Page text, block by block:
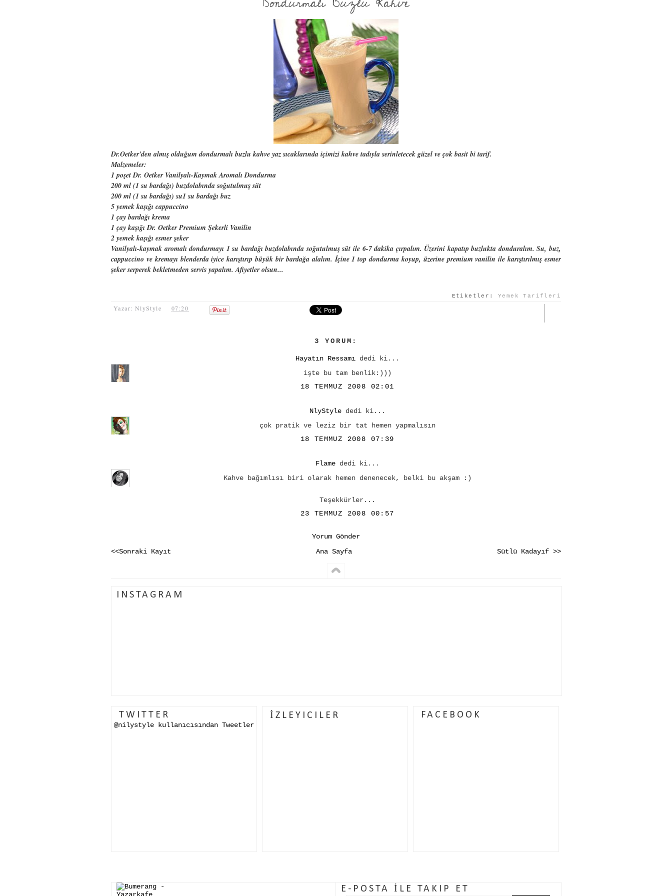
Dr.Oetker'den almış olduğum dondurmalı buzlu kahve yaz sıcaklarında içimizi kahve tadıyla serinletecek güzel ve çok basit bi tarif.
Malzemeler:
1 poşet Dr. Oetker Vanilyalı-Kaymak Aromalı Dondurma
200 ml (1 su bardağı) buzdolabında soğutulmuş süt
200 ml (1 su bardağı) su1 su bardağı buz
5 yemek kaşığı cappuccino
1 çay bardağı krema
1 çay kaşığı Dr. Oetker Premium Şekerli Vanilin
2 yemek kaşığı esmer şeker
Vanilyalı-kaymak aromalı dondurmayı 1 su bardağı buzdolabında soğutulmuş süt ile 6-7 dakika çırpalım. Üzerini kapatıp buzlukta donduralım. Su, buz,
cappuccino ve kremayı blenderda iyice karıştırıp büyük bir bardağa alalım. İçine 1 top dondurma koyup, üzerine premium vanilin ile karıştırılmış esmer
şeker serperek bekletmeden servis yapalım. Afiyetler olsun...
Etiketler: Yemek Tarifleri
Yazar: NlyStyle 07:20
3 YORUM:
Hayatın Ressamıdedi ki...
işte bu tam benlik:)))
18 TEMMUZ 2008 02:01
NlyStylededi ki...
çok pratik ve leziz bir tat hemen yapmalısın
18 TEMMUZ 2008 07:39
Flamededi ki...
Kahve bağımlısı biri olarak hemen denenecek, belki bu akşam :)
Teşekkürler...
23 TEMMUZ 2008 00:57
Yorum Gönder
<<Sonraki Kayıt
Sütlü Kadayıf >>
Ana Sayfa
INSTAGRAM
TWITTER
@nilystyle kullanıcısından Tweetler
İZLEYICILER FACEBOOK
E-POSTA İLE TAKIP ET